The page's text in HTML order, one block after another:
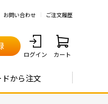
お問い合わせ ご注文履歴
ログイン カート
ドから注文